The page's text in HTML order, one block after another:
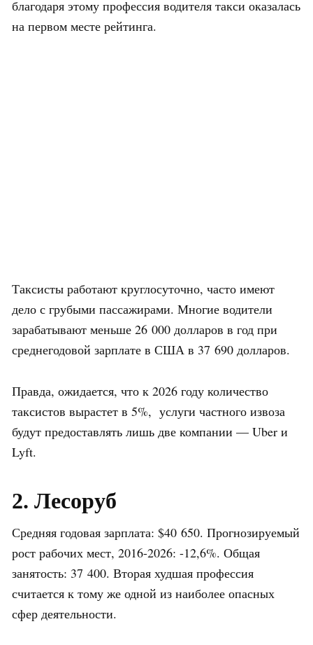
благодаря этому профессия водителя такси оказалась
на первом месте рейтинга.
Таксисты работают круглосуточно, часто имеют
дело с грубыми пассажирами. Многие водители
зарабатывают меньше 26 000 долларов в год при
среднегодовой зарплате в США в 37 690 долларов.
Правда, ожидается, что к 2026 году количество
таксистов вырастет в 5%, услуги частного извоза
будут предоставлять лишь две компании — Uber и
Lyft.
2. Лесоруб
Средняя годовая зарплата: $40 650. Прогнозируемый
рост рабочих мест, 2016-2026: -12,6%. Общая
занятость: 37 400. Вторая худшая профессия
считается к тому же одной из наиболее опасных
сфер деятельности.